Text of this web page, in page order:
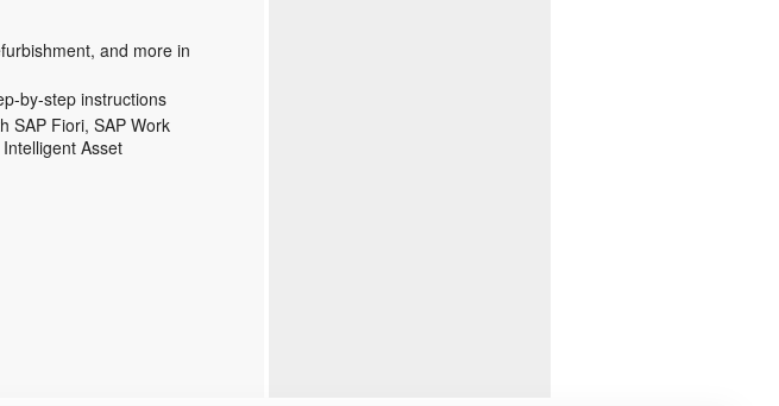
and more in
by-step instructions
SAP Fiori, SAP Work
Asset